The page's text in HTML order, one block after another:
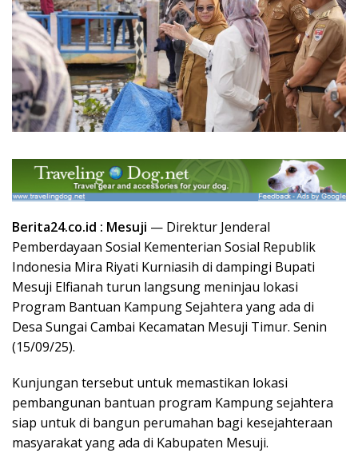
Berita24.co.id : Mesuji — Direktur Jenderal
Pemberdayaan Sosial Kementerian Sosial Republik
Indonesia Mira Riyati Kurniasih di dampingi Bupati
Mesuji Elfianah turun langsung meninjau lokasi
Program Bantuan Kampung Sejahtera yang ada di
Desa Sungai Cambai Kecamatan Mesuji Timur. Senin
(15/09/25).
Kunjungan tersebut untuk memastikan lokasi
pembangunan bantuan program Kampung sejahtera
siap untuk di bangun perumahan bagi kesejahteraan
masyarakat yang ada di Kabupaten Mesuji.